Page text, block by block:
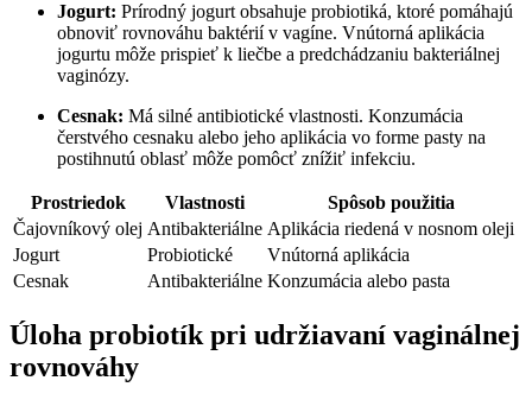
Jogurt: Prírodný jogurt obsahuje probiotiká, ktoré pomáhajú
obnoviť rovnováhu baktérií v vagíne. Vnútorná aplikácia
jogurtu môže prispieť k liečbe a predchádzaniu bakteriálnej
vaginózy.
Cesnak: Má silné antibiotické vlastnosti. Konzumácia
čerstvého cesnaku alebo jeho aplikácia vo forme pasty na
postihnutú oblasť môže pomôcť znížiť infekciu.
Prostriedok Vlastnosti
Spôsob použitia
Čajovníkový olej Antibakteriálne Aplikácia riedená v nosnom oleji
Jogurt
Probiotické
Vnútorná aplikácia
Cesnak
Antibakteriálne Konzumácia alebo pasta
Úloha probiotík pri udržiavaní vaginálnej
rovnováhy